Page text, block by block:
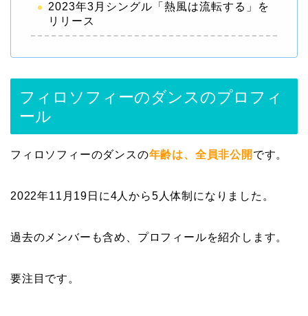
2023年3月シングル「熱風は流転する」を
リリース
フィロソフィーのダンスのプロフィ
ール
フィロソフィーのダンスの年齢は、全員非公開 です。
2022年11月19日に4人から5人体制になりました。
過去のメンバーも含め、プロフィールを紹介します。
要注目です。